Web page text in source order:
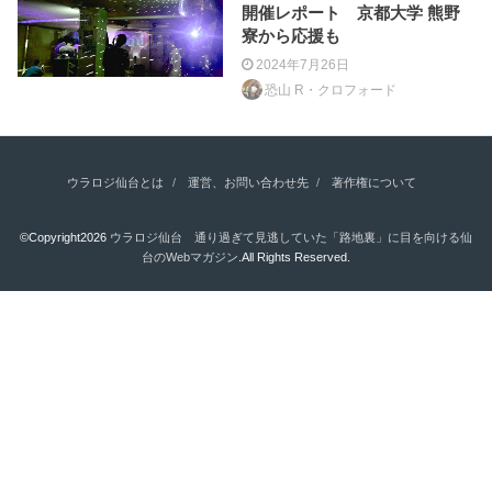
開催レポート 京都大学 熊野
寮から応援も
2024年7月26日
恐山 R・クロフォード
ウラロジ仙台とは 運営、お問い合わせ先 著作権について
©Copyright2026 ウラロジ仙台 通り過ぎて見逃していた「路地裏」に目を向ける仙
台のWebマガジン .All Rights Reserved.